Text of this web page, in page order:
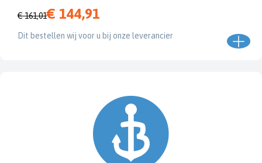
€ 161,01€ 144,91
Dit bestellen wij voor u bij onze leverancier